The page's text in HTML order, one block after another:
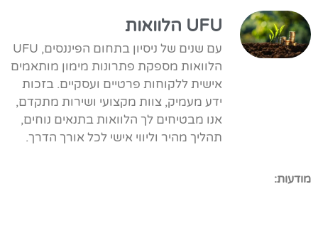
UFU הלוואות
עם שנים של ניסיון בתחום הפיננסים, UFU
הלוואות מספקת פתרונות מימון מותאמים
אישית ללקוחות פרטיים ועסקיים. בזכות
ידע מעמיק, צוות מקצועי ושירות מתקדם,
אנו מבטיחים לך הלוואות בתנאים נוחים,
תהליך מהיר וליווי אישי לכל אורך הדרך.
מודעות: